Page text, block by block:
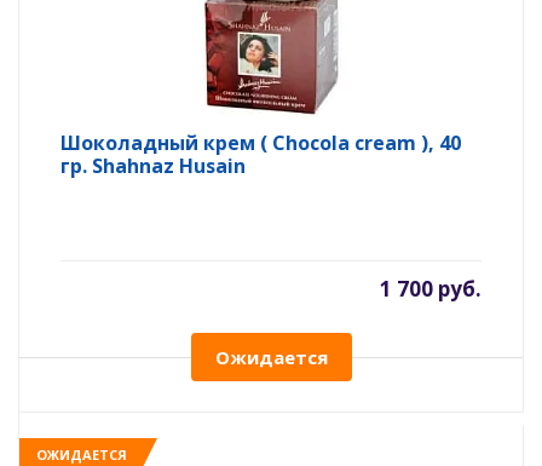
Шоколадный крем ( Chocola cream ), 40
гр. Shahnaz Husain
1 700 руб.
Ожидается
ОЖИДАЕТСЯ